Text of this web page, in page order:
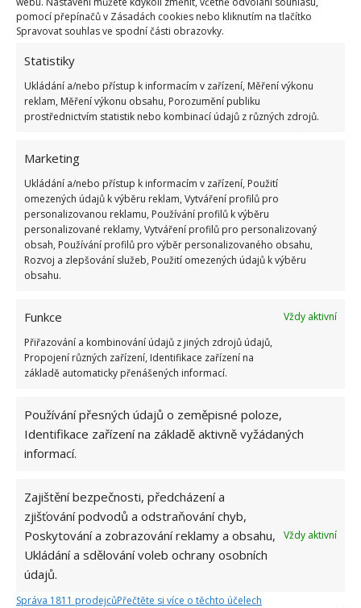
pomocí přepínačů v Zásadách cookies nebo kliknutím na tlačítko
Spravovat souhlas ve spodní části obrazovky.
Statistiky
Ukládání a/nebo přístup k informacím v zařízení, Měření výkonu
reklam, Měření výkonu obsahu, Porozumění publiku
prostřednictvím statistik nebo kombinací údajů z různých zdrojů.
Marketing
Ukládání a/nebo přístup k informacím v zařízení, Použití
omezených údajů k výběru reklam, Vytváření profilů pro
personalizovanou reklamu, Používání profilů k výběru
personalizované reklamy, Vytváření profilů pro personalizovaný
obsah, Používání profilů pro výběr personalizovaného obsahu,
Rozvoj a zlepšování služeb, Použití omezených údajů k výběru
obsahu.
Funkce
Vždy aktivní
Přiřazování a kombinování údajů z jiných zdrojů údajů,
Propojení různých zařízení, Identifikace zařízení na
základě automaticky přenášených informací.
Používání přesných údajů o zeměpisné poloze,
Identifikace zařízení na základě aktivně vyžádaných
informací.
Zajištění bezpečnosti, předcházení a
zjišťování podvodů a odstraňování chyb,
Poskytování a zobrazování reklamy a obsahu,
Ukládání a sdělování voleb ochrany osobních
údajů.
Vždy aktivní
Správa 1811 prodejcůPřečtěte si více o těchto účelech
OBLÍBENÉ ČLÁNKY
nesekání trávy. Záleží i na prostředku a lokaci
1.6.2026
12.5.2026
Test znalostí o každodenní realitě za
komunismu: 10 retro otázek ukáže, kdo má
dobrý přehled
Retro kvíz o oblíbených autech v dobách
socialismu: Tehdejší řidiči musí získat 10 z 10
bodů
6.5.2026
ŽHAVÉ NOVINKY
Mouchy raději poletí o domácnost dále. Kromě
chemikálií je odpudí i citron s hřebíčkem